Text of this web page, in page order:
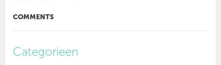
COMMENTS
Categorieen